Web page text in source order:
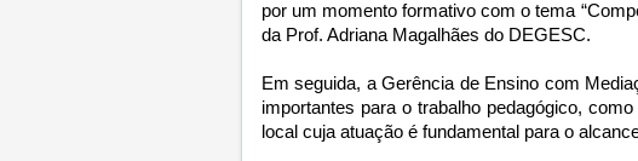
por um momento formativo com o tema
da Prof. Adriana Magalhães do DEGESC.
Em seguida, a Gerência de Ensino com
importantes para o trabalho pedagógico,
local cuja atuação é fundamental para o